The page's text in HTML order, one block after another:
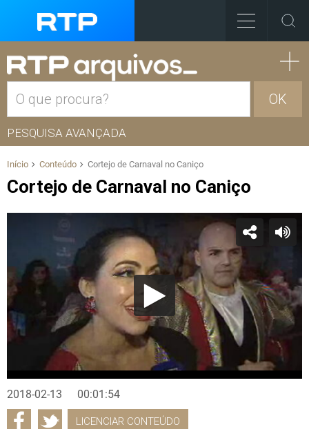
OK
PESQUISA AVANÇADA
Início Conteúdo Cortejo de Carnaval no Caniço
Cortejo de Carnaval no Caniço
2018-02-13 00:01:54
LICENCIAR CONTEÚDO